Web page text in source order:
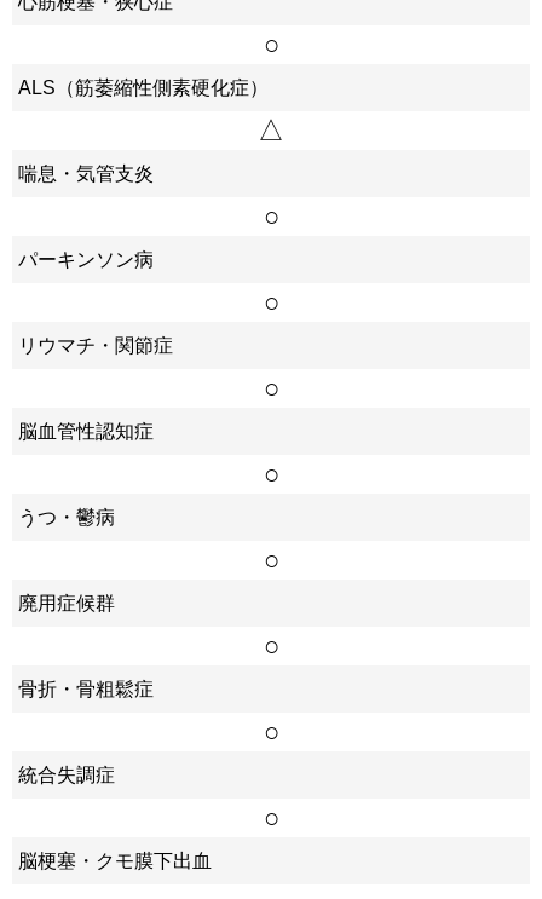
○
ALS（筋萎縮性側素硬化症）
△
喘息・気管支炎
○
パーキンソン病
○
リウマチ・関節症
○
脳血管性認知症
○
うつ・鬱病
○
廃用症候群
○
骨折・骨粗鬆症
○
統合失調症
○
脳梗塞・クモ膜下出血